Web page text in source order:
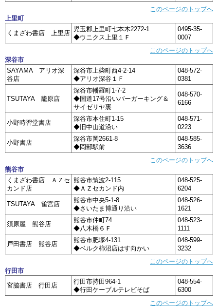
このページのトップへ
上里町
くまざわ書店 上里店
児玉郡上里町七本木2272-1
◆ウニクス上里１Ｆ
0495-35-
0007
このページのトップへ
深谷市
SAYAMA アリオ深
谷店
深谷市上柴町西4-2-14
◆アリオ深谷１Ｆ
048-572-
0381
TSUTAYA 籠原店
深谷市幡羅町1-7-2
◆国道17号沿いバーガーキング＆
サイゼリヤ裏
048-570-
6166
小野時習堂書店
深谷市本住町1-15
◆旧中山道沿い
048-571-
0223
小野書店
深谷市岡2661-8
◆岡部駅前
048-585-
3636
このページのトップへ
熊谷市
くまざわ書店 ＡＺセ
カンド店
熊谷市筑波2-115
◆ＡＺセカンド内
048-525-
6204
TSUTAYA 雀宮店
熊谷市中央5-1-8
◆さいたま博通り沿い
048-526-
1621
須原屋 熊谷店
熊谷市仲町74
◆八木橋６Ｆ
048-523-
1111
戸田書店 熊谷店
熊谷市肥塚4-131
◆ベルク柿沼店はす向かい
048-599-
3232
このページのトップへ
行田市
宮脇書店 行田店
行田市持田964-1
◆行田ケーブルテレビそば
048-554-
6300
このページのトップへ